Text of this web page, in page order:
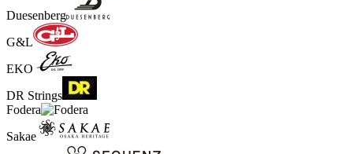
Duesenberg
G&L
EKO
DR Strings
Fodera
Sakae